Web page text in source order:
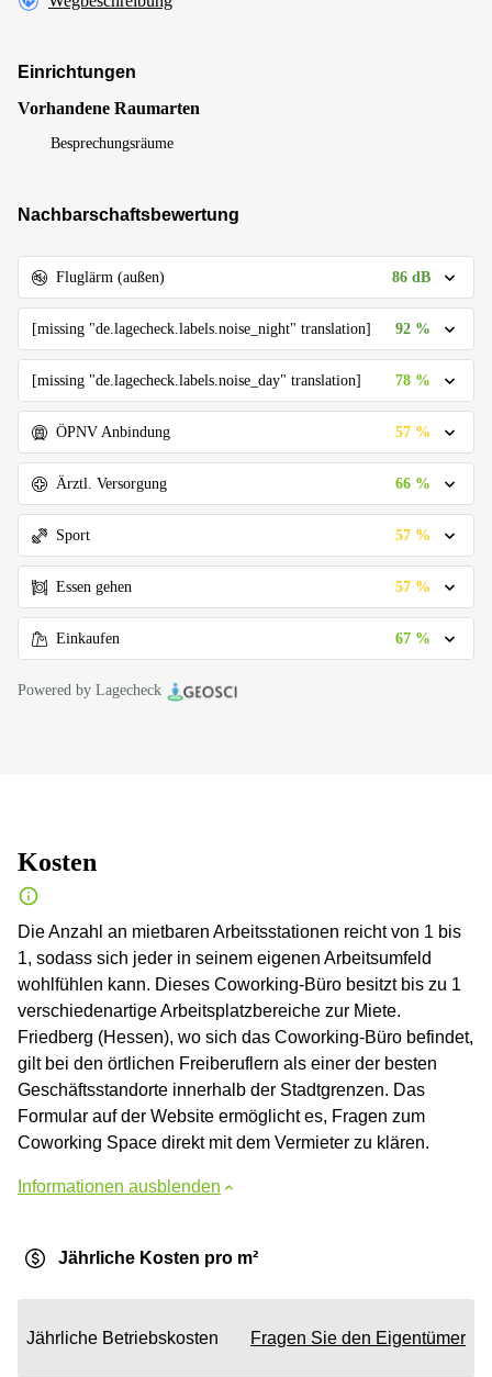
Einrichtungen
Vorhandene Raumarten
Besprechungsräume
Nachbarschaftsbewertung
Fluglärm (außen) 86 dB
[missing "de.lagecheck.labels.noise_night" translation] 92 %
[missing "de.lagecheck.labels.noise_day" translation] 78 %
ÖPNV Anbindung 57 %
Ärztl. Versorgung 66 %
Sport 57 %
Essen gehen 57 %
Einkaufen 67 %
Powered by Lagecheck
Kosten
Die Anzahl an mietbaren Arbeitsstationen reicht von 1 bis
1, sodass sich jeder in seinem eigenen Arbeitsumfeld
wohlfühlen kann. Dieses Coworking-Büro besitzt bis zu 1
verschiedenartige Arbeitsplatzbereiche zur Miete.
Friedberg (Hessen), wo sich das Coworking-Büro befindet,
gilt bei den örtlichen Freiberuflern als einer der besten
Geschäftsstandorte innerhalb der Stadtgrenzen. Das
Formular auf der Website ermöglicht es, Fragen zum
Coworking Space direkt mit dem Vermieter zu klären.
Informationen ausblenden
Jährliche Kosten pro m²
Jährliche Betriebskosten Fragen Sie den Eigentümer